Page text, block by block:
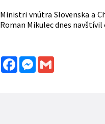
Ministri vnútra Slovenska a
Roman Mikulec dnes
FacebookMessenger
Gmail